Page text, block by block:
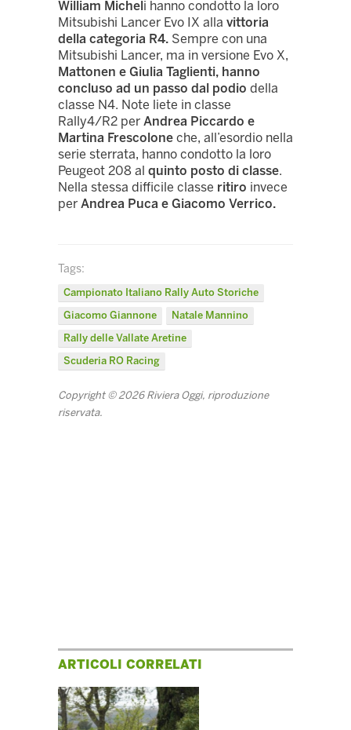
William Micheli hanno condotto la loro
Mitsubishi Lancer Evo IX alla vittoria
della categoria R4. Sempre con una
Mitsubishi Lancer, ma in versione Evo X,
Mattonen e Giulia Taglienti, hanno
concluso ad un passo dal podio della
classe N4. Note liete in classe
Rally4/R2 per Andrea Piccardo e
Martina Frescolone che, all’esordio nella
serie sterrata, hanno condotto la loro
Peugeot 208 al quinto posto di classe.
Nella stessa difficile classe ritiro invece
per Andrea Puca e Giacomo Verrico.
Tags:
Campionato Italiano Rally Auto Storiche
Giacomo Giannone
Natale Mannino
Rally delle Vallate Aretine
Scuderia RO Racing
Copyright © 2026 Riviera Oggi, riproduzione
riservata.
ARTICOLI CORRELATI